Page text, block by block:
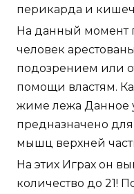
перикарда и
На данный момент
человек
подозрением или
помощи властям.
жиме лежа Данное
предназначено
мышц верхней
На этих Играх он
количество до 21!